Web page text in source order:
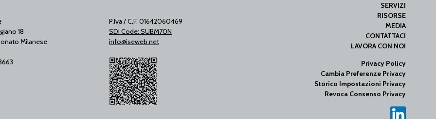
18
Milanese
P.Iva / C.F. 01642060469
SDI Code: SUBM70N
info@iseweb.net
SERVIZI
RISORSE
MEDIA
CONTATTACI
LAVORA CON NOI
Privacy Policy
Cambia Preferenze Privacy
Storico Impostazioni Privacy
Revoca Consenso Privacy